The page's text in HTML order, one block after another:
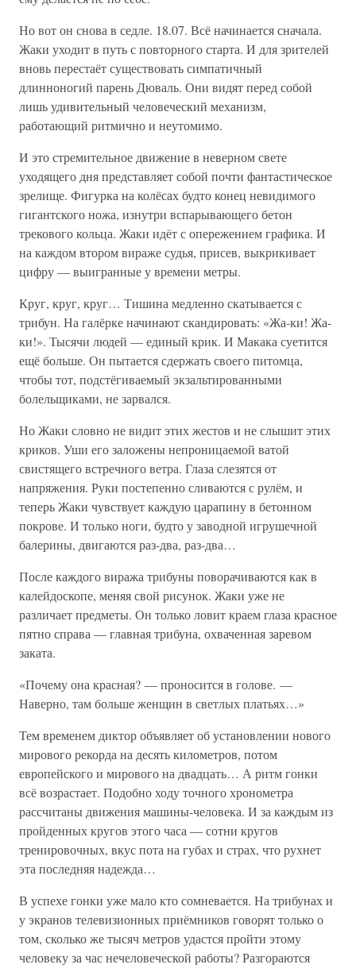
Но вот он снова в седле. 18.07. Всё начинается сначала.
Жаки уходит в путь с повторного старта. И для зрителей
вновь перестаёт существовать симпатичный
длинноногий парень Дюваль. Они видят перед собой
лишь удивительный человеческий механизм,
работающий ритмично и неутомимо.
И это стремительное движение в неверном свете
уходящего дня представляет собой почти фантастическое
зрелище. Фигурка на колёсах будто конец невидимого
гигантского ножа, изнутри вспарывающего бетон
трекового кольца. Жаки идёт с опережением графика. И
на каждом втором вираже судья, присев, выкрикивает
цифру — выигранные у времени метры.
Круг, круг, круг… Тишина медленно скатывается с
трибун. На галёрке начинают скандировать: «Жа-ки! Жа-
ки!». Тысячи людей — единый крик. И Макака суетится
ещё больше. Он пытается сдержать своего питомца,
чтобы тот, подстёгиваемый экзальтированными
болельщиками, не зарвался.
Но Жаки словно не видит этих жестов и не слышит этих
криков. Уши его заложены непроницаемой ватой
свистящего встречного ветра. Глаза слезятся от
напряжения. Руки постепенно сливаются с рулём, и
теперь Жаки чувствует каждую царапину в бетонном
покрове. И только ноги, будто у заводной игрушечной
балерины, двигаются раз-два, раз-два…
После каждого виража трибуны поворачиваются как в
калейдоскопе, меняя свой рисунок. Жаки уже не
различает предметы. Он только ловит краем глаза красное
пятно справа — главная трибуна, охваченная заревом
заката.
«Почему она красная? — проносится в голове. —
Наверно, там больше женщин в светлых платьях…»
Тем временем диктор объявляет об установлении нового
мирового рекорда на десять километров, потом
европейского и мирового на двадцать… А ритм гонки
всё возрастает. Подобно ходу точного хронометра
рассчитаны движения машины-человека. И за каждым из
пройденных кругов этого часа — сотни кругов
тренировочных, вкус пота на губах и страх, что рухнет
эта последняя надежда…
В успехе гонки уже мало кто сомневается. На трибунах и
у экранов телевизионных приёмников говорят только о
том, сколько же тысяч метров удастся пройти этому
человеку за час нечеловеческой работы? Разгораются